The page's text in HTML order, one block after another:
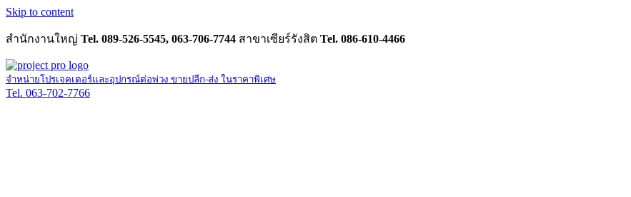
Skip to content
สำนักงานใหญ่ Tel. 089-526-5545, 063-706-7744 สาขาเซียร์รังสิต Tel. 086-610-4466
จำหน่ายโปรเจคเตอร์และอุปกรณ์ต่อพ่วง ขายปลีก-ส่ง ในราคาพิเศษ
Tel. 063-702-7766